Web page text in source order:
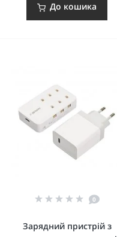
До кошика
0
Зарядний пристрій з